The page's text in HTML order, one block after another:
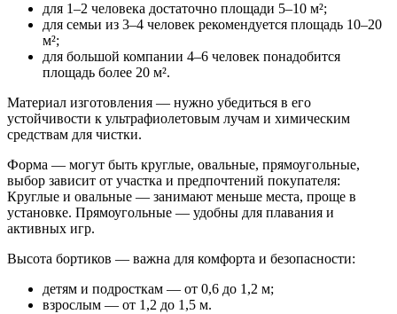
для 1–2 человека достаточно площади 5–10 м²;
для семьи из 3–4 человек рекомендуется площадь 10–20
м²;
для большой компании 4–6 человек понадобится
площадь более 20 м².
Материал изготовления — нужно убедиться в его
устойчивости к ультрафиолетовым лучам и химическим
средствам для чистки.
Форма — могут быть круглые, овальные, прямоугольные,
выбор зависит от участка и предпочтений покупателя:
Круглые и овальные — занимают меньше места, проще в
установке. Прямоугольные — удобны для плавания и
активных игр​.
Высота бортиков — важна для комфорта и безопасности:
детям и подросткам — от 0,6 до 1,2 м;
взрослым — от 1,2 до 1,5 м.